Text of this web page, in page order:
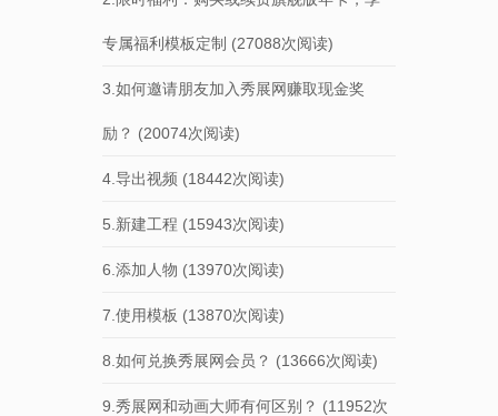
专属福利模板定制 (27088次阅读)
3.如何邀请朋友加入秀展网赚取现金奖
励？ (20074次阅读)
4.导出视频 (18442次阅读)
5.新建工程 (15943次阅读)
6.添加人物 (13970次阅读)
7.使用模板 (13870次阅读)
8.如何兑换秀展网会员？ (13666次阅读)
9.秀展网和动画大师有何区别？ (11952次